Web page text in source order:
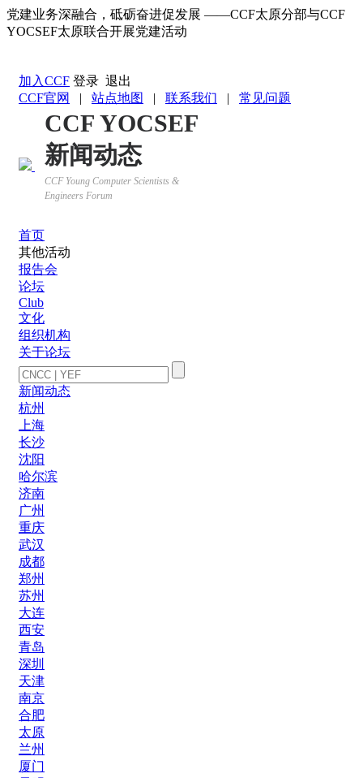
党建业务深融合，砥砺奋进促发展 ——CCF太原分部与CCF
YOCSEF太原联合开展党建活动
加入CCF 登录 退出
CCF官网
| 站点地图 | 联系我们 | 常见问题
CCF YOCSEF
新闻动态
CCF Young Computer Scientists &
Engineers Forum
首页
其他活动
报告会
论坛
Club
文化
组织机构
关于论坛
新闻动态
杭州
上海
长沙
沈阳
哈尔滨
济南
广州
重庆
武汉
成都
郑州
苏州
大连
西安
青岛
深圳
天津
南京
合肥
太原
兰州
厦门